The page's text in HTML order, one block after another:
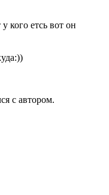
кого етсь вот он
с автором.